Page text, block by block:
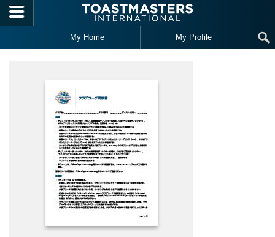
Skip to main content
My Home My Profile